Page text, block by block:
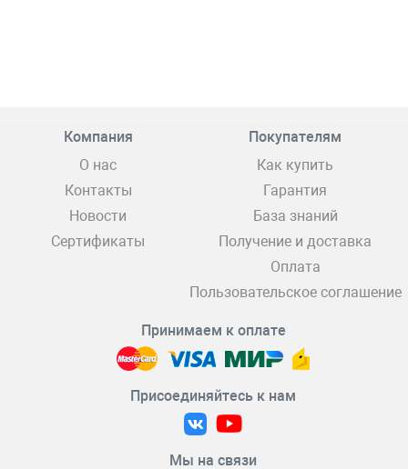
Компания
О нас
Контакты
Новости
Сертификаты
Покупателям
Как купить
Гарантия
База знаний
Получение и доставка
Оплата
Пользовательское соглашение
Принимаем к оплате
Присоединяйтесь к нам
Мы на связи